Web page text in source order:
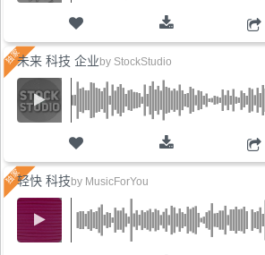
未来 科技 企业 by StockStudio
轻快 科技 by MusicForYou